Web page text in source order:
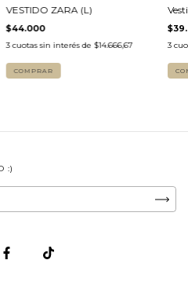
VESTIDO ZARA (L)
$44.000
3 cuotas sin interés de $14.666,67
COMPRAR
3
:)